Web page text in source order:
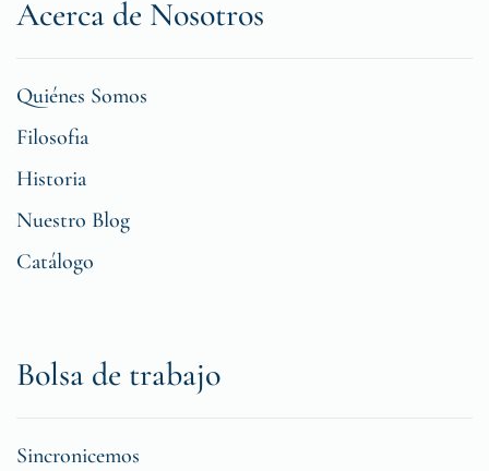
Acerca de Nosotros
Quiénes Somos
Filosofia
Historia
Nuestro Blog
Catálogo
Bolsa de trabajo
Sincronicemos